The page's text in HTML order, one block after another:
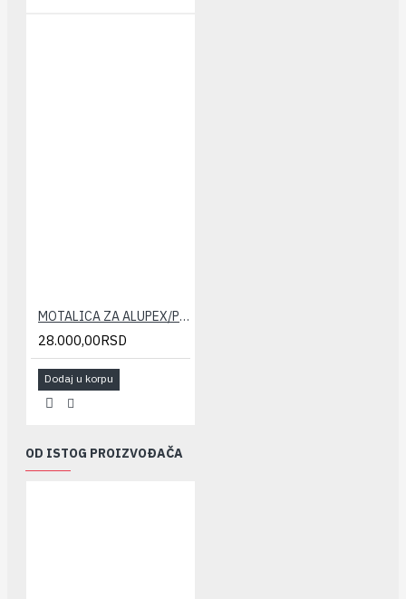
MOTALICA ZA ALUPEX/PERT CEVI TWEETOP
28.000,00RSD
Dodaj u korpu
OD ISTOG PROIZVOĐAČA